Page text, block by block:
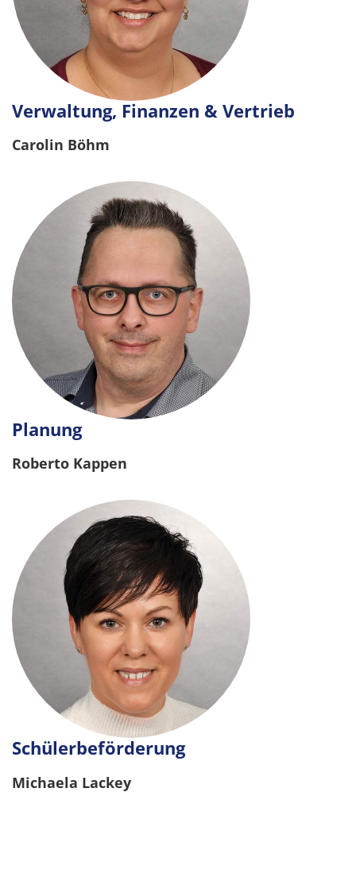
Verwaltung, Finanzen & Vertrieb
Carolin Böhm
Planung
Roberto Kappen
Schülerbeförderung
Michaela Lackey